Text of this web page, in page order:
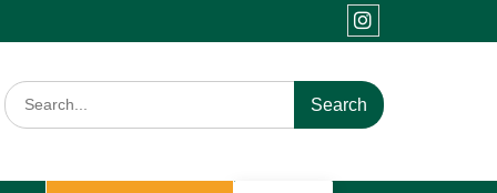
Search
for: